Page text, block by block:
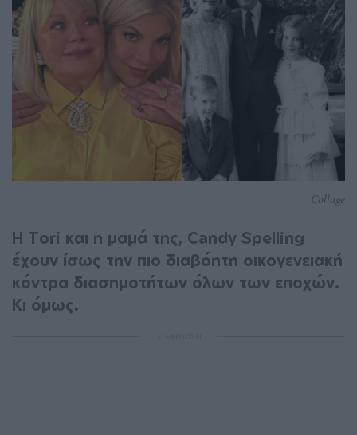
Collage
Η Tori και η μαμά της, Candy Spelling
έχουν ίσως την πιο διαβόητη οικογενειακή
κόντρα διασημοτήτων όλων των εποχών.
Κι όμως.